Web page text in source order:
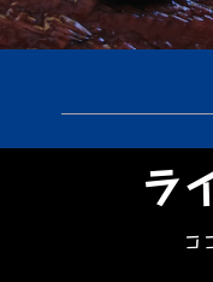
ラ
コ